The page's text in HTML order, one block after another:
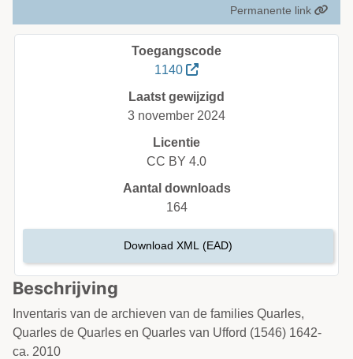
Permanente link
Beschrijving
Inventaris van de archieven van de families Quarles,
Quarles de Quarles en Quarles van Ufford (1546) 1642-
ca. 2010
Toegangscode
1140
Laatst gewijzigd
3 november 2024
Licentie
CC BY 4.0
Aantal downloads
164
Download XML (EAD)